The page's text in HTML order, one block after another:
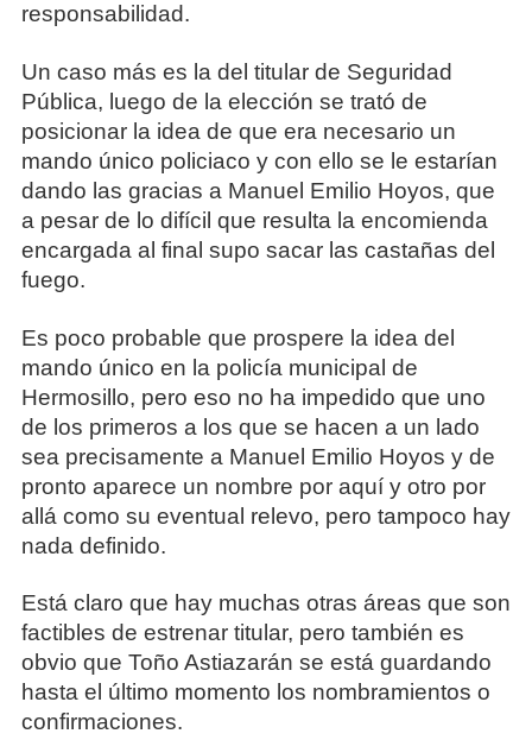
responsabilidad.
Un caso más es la del titular de Seguridad
Pública, luego de la elección se trató de
posicionar la idea de que era necesario un
mando único policiaco y con ello se le estarían
dando las gracias a Manuel Emilio Hoyos, que
a pesar de lo difícil que resulta la encomienda
encargada al final supo sacar las castañas del
fuego.
Es poco probable que prospere la idea del
mando único en la policía municipal de
Hermosillo, pero eso no ha impedido que uno
de los primeros a los que se hacen a un lado
sea precisamente a Manuel Emilio Hoyos y de
pronto aparece un nombre por aquí y otro por
allá como su eventual relevo, pero tampoco hay
nada definido.
Está claro que hay muchas otras áreas que son
factibles de estrenar titular, pero también es
obvio que Toño Astiazarán se está guardando
hasta el último momento los nombramientos o
confirmaciones.